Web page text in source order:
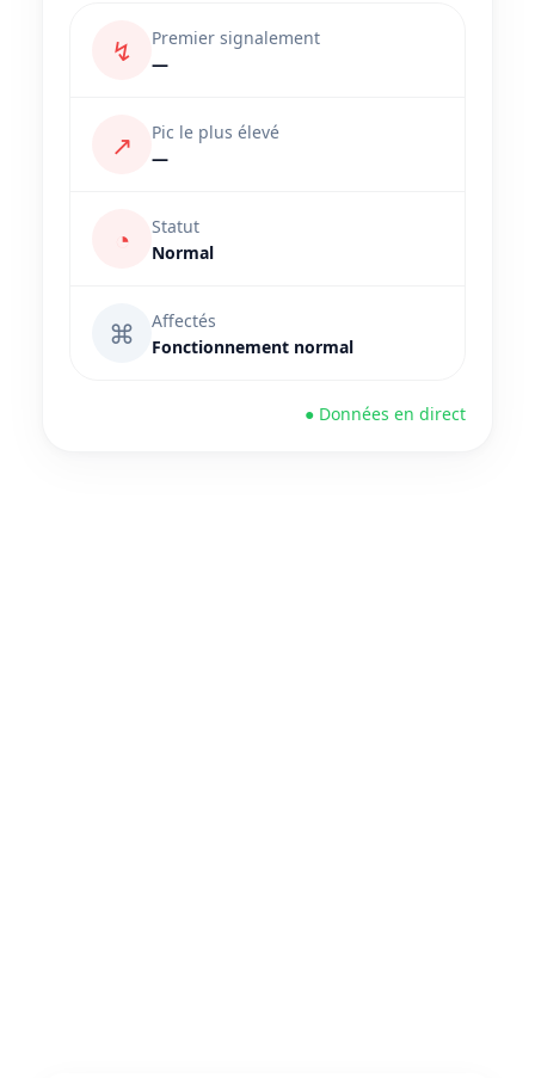
↯
Premier signalement
—
↗
Pic le plus élevé
—
◔
Statut
Normal
⌘
Affectés
Fonctionnement normal
● Données en direct